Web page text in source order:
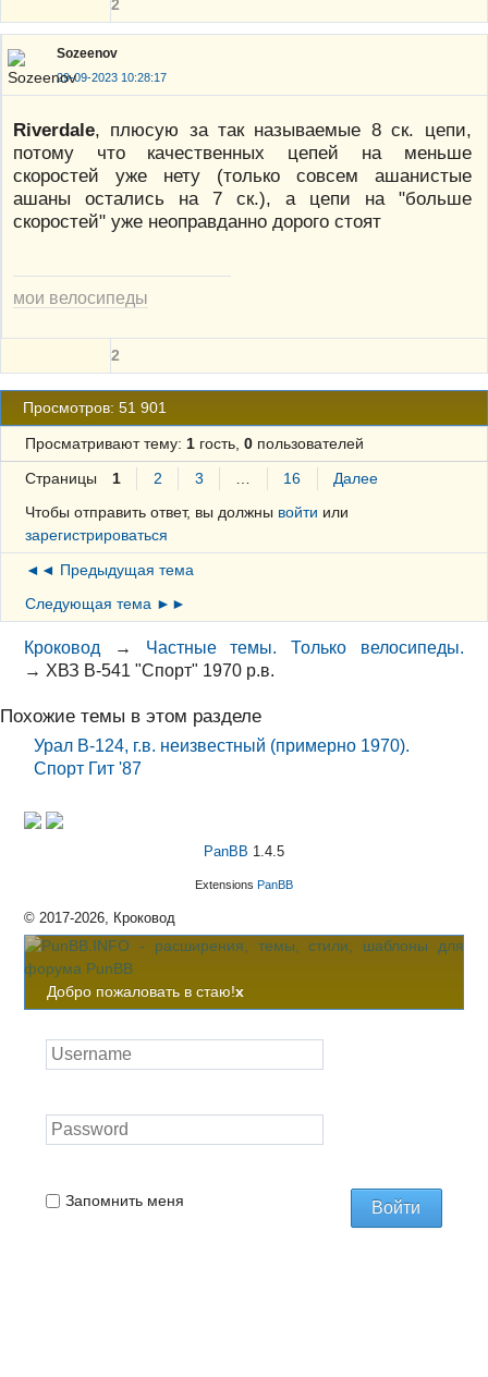
2
Sozeenov
29-09-2023 10:28:17
Riverdale, плюсую за так называемые 8 ск. цепи,
потому что качественных цепей на меньше
скоростей уже нету (только совсем ашанистые
ашаны остались на 7 ск.), а цепи на "больше
скоростей" уже неоправданно дорого стоят
мои велосипеды
2
Просмотров: 51 901
Просматривают тему: 1гость, 0пользователей
Страницы 1 2 3 16
Далее
Чтобы отправить ответ, вы должны войти или
зарегистрироваться
◄◄ Предыдущая тема
Следующая тема ►►
Кроковод → Частные темы. Только велосипеды.
→ ХВЗ В-541 "Спорт" 1970 р.в.
Похожие темы в этом разделе
Урал В-124, г.в. неизвестный (примерно 1970).
Спорт Гит '87
PanBB 1.4.5
Extensions PanBB
© 2017-2026, Кроковод
Добро пожаловать в стаю!x
Запомнить меня